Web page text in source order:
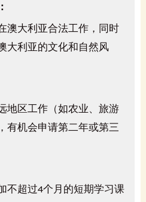
澳大利亚合法工作，同时
大利亚的文化和自然风
地区工作（如农业、旅游
有机会申请第二年或第三
不超过4个月的短期学习课